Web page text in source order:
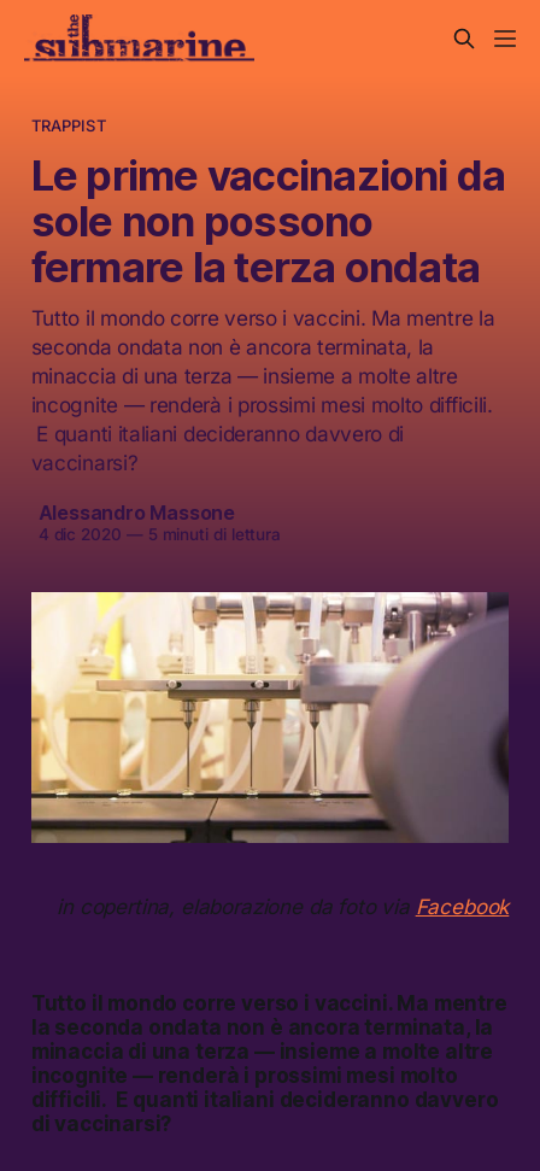
TRAPPIST
Le prime vaccinazioni da
sole non possono
fermare la terza ondata
Tutto il mondo corre verso i vaccini. Ma mentre la
seconda ondata non è ancora terminata, la
minaccia di una terza — insieme a molte altre
incognite — renderà i prossimi mesi molto difficili.
E quanti italiani decideranno davvero di
vaccinarsi?
Alessandro Massone
4 dic 2020 — 5 minuti di lettura
in copertina, elaborazione da foto via Facebook
Tutto il mondo corre verso i vaccini. Ma mentre
la seconda ondata non è ancora terminata, la
minaccia di una terza — insieme a molte altre
incognite — renderà i prossimi mesi molto
difficili. E quanti italiani decideranno davvero
di vaccinarsi?